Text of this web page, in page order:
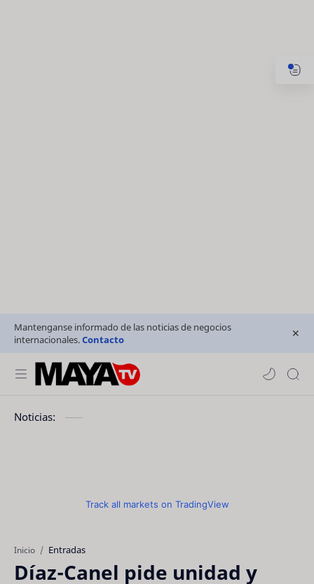
Mantenganse informado de las noticias de negocios
internacionales.Contacto
Noticias:
Track all markets on TradingView
Inicio Entradas
Díaz-Canel pide unidad y